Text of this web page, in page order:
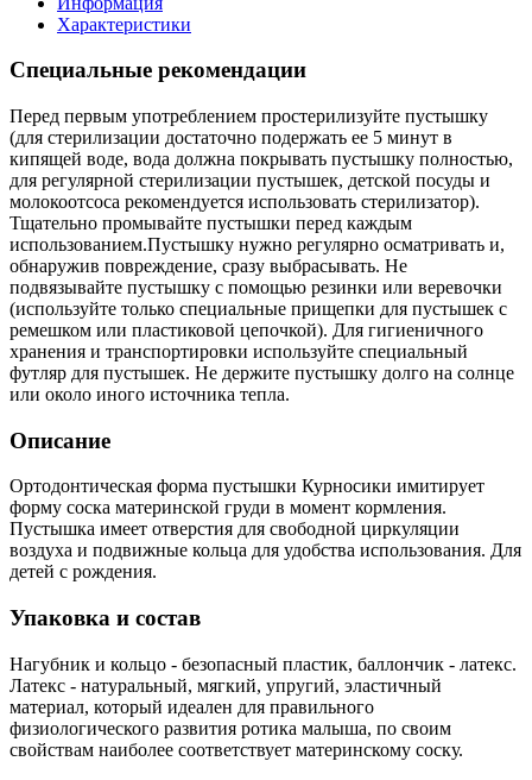
Характеристики
Специальные рекомендации
Перед первым употреблением простерилизуйте пустышку
(для стерилизации достаточно подержать ее 5 минут в
кипящей воде, вода должна покрывать пустышку полностью,
для регулярной стерилизации пустышек, детской посуды и
молокоотсоса рекомендуется использовать стерилизатор).
Тщательно промывайте пустышки перед каждым
использованием.Пустышку нужно регулярно осматривать и,
обнаружив повреждение, сразу выбрасывать. Не
подвязывайте пустышку с помощью резинки или веревочки
(используйте только специальные прищепки для пустышек с
ремешком или пластиковой цепочкой). Для гигиеничного
хранения и транспортировки используйте специальный
футляр для пустышек. Не держите пустышку долго на солнце
или около иного источника тепла.
Описание
Ортодонтическая форма пустышки Курносики имитирует
форму соска материнской груди в момент кормления.
Пустышка имеет отверстия для свободной циркуляции
воздуха и подвижные кольца для удобства использования. Для
детей с рождения.
Упаковка и состав
Нагубник и кольцо - безопасный пластик, баллончик - латекс.
Латекс - натуральный, мягкий, упругий, эластичный
материал, который идеален для правильного
физиологического развития ротика малыша, по своим
свойствам наиболее соответствует материнскому соску.